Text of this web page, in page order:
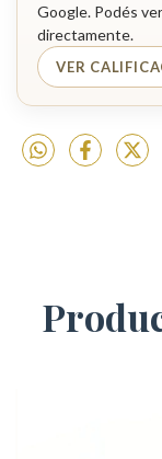
Google. Podés
directamente.
VER